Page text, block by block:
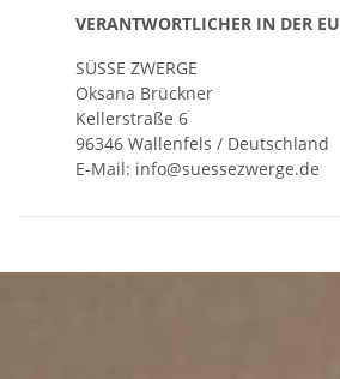
VERANTWORT­LICHER IN DER EU
SÜSSE ZWERGE
Oksana Brückner
Kellerstraße 6
96346 Wallenfels / Deutschland
E-Mail: info@suessezwerge.de